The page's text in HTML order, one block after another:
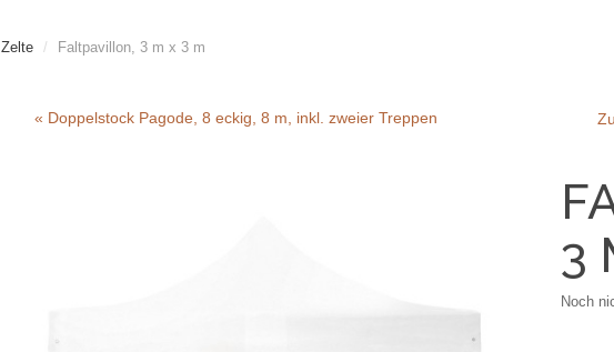
Zelte / Faltpavillon, 3 m x 3 m
« Doppelstock Pagode, 8 eckig, 8 m, inkl. zweier Treppen
3
Noch